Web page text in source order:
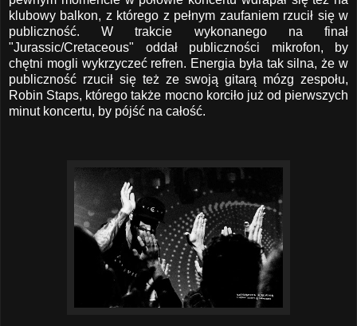
klubowy balkon, z którego z pełnym zaufaniem rzucił się w
publiczność. W trakcie wykonanego na finał
"Jurassic/Cretaceous" oddał publiczności mikrofon, by
chętni mogli wykrzyczeć refren. Energia była tak silna, że w
publiczność rzucił się też ze swoją gitarą mózg zespołu,
Robin Staps, którego także mocno korciło już od pierwszych
minut koncertu, by pójść na całość.